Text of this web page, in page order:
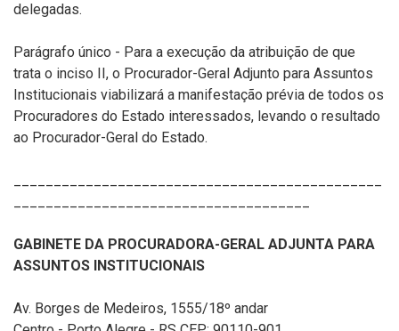
delegadas.
Parágrafo único - Para a execução da atribuição de que
trata o inciso II, o Procurador-Geral Adjunto para Assuntos
Institucionais viabilizará a manifestação prévia de todos os
Procuradores do Estado interessados, levando o resultado
ao Procurador-Geral do Estado.
GABINETE DA PROCURADORA-GERAL ADJUNTA PARA
ASSUNTOS INSTITUCIONAIS
Av. Borges de Medeiros, 1555/18º andar